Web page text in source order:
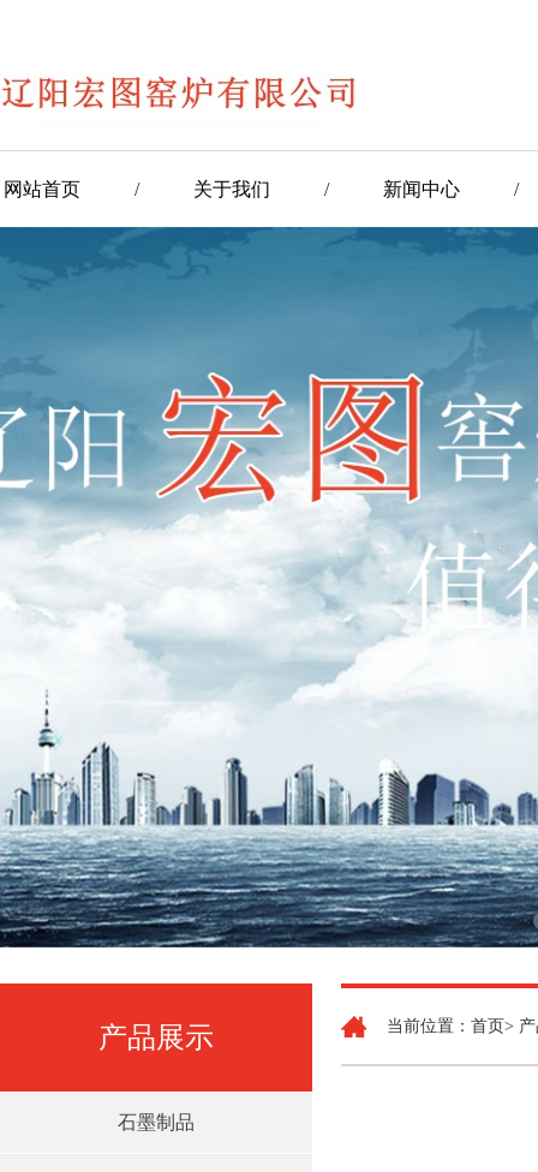
网站首页 / 关于我们 / 新闻中心 /
产品展示
石墨制品
当前位置：首页>